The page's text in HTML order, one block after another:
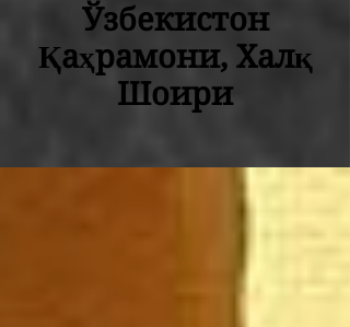
Ўзбекистон
Қаҳрамони, Халқ
Шоири